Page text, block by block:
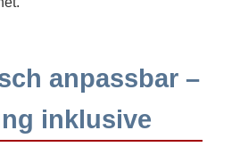
anpassbar –
inklusive